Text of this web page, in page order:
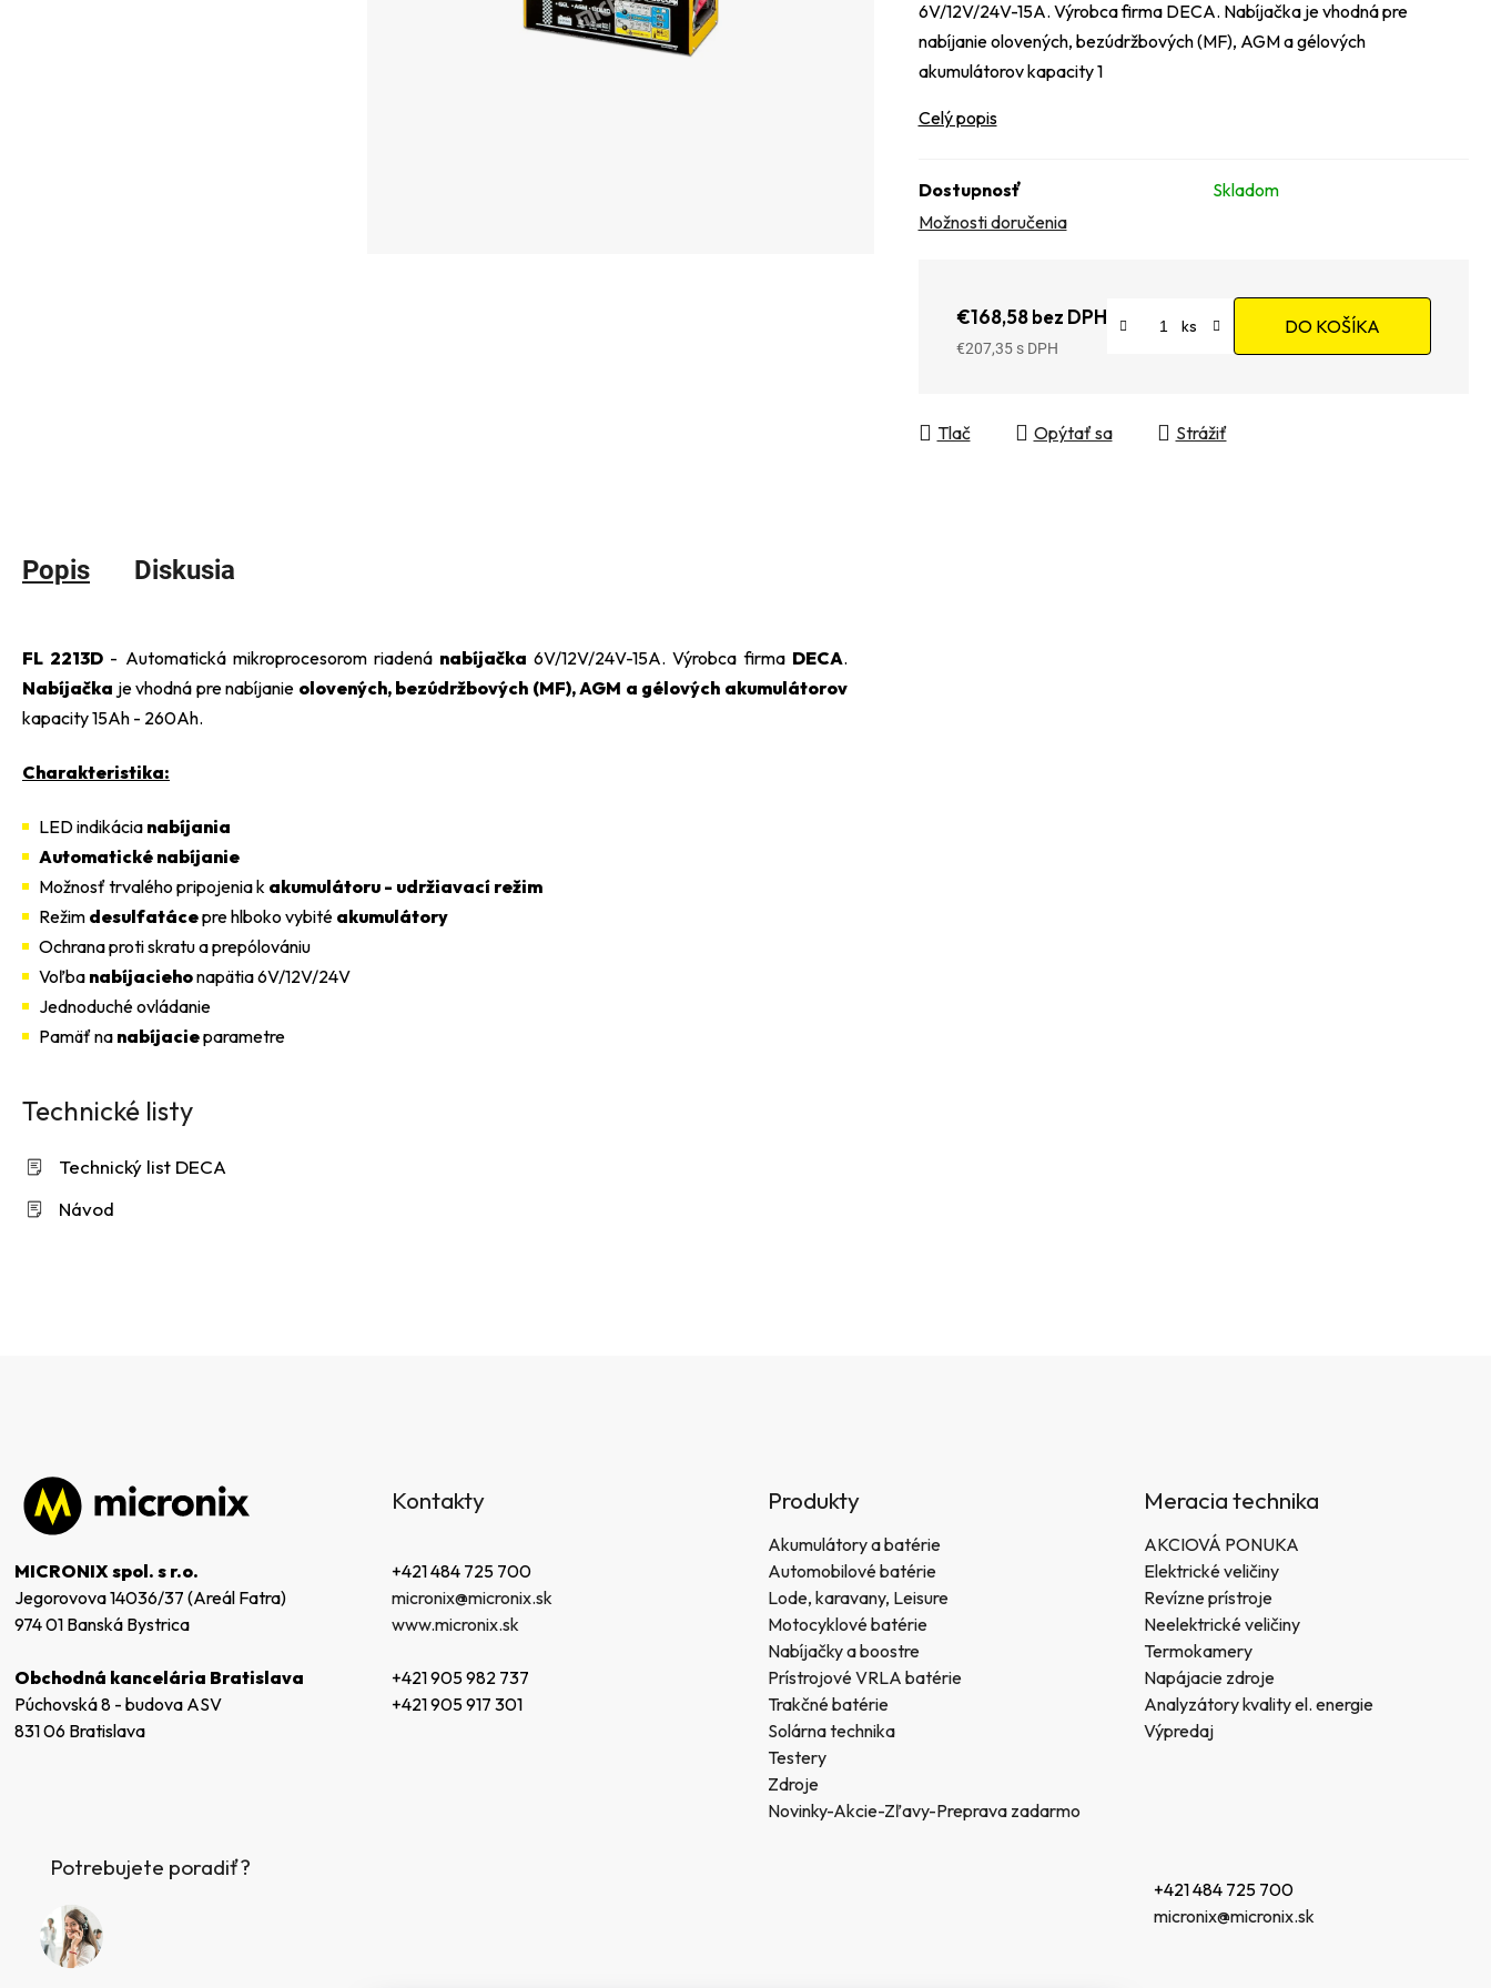
6V/12V/24V-15A. Výrobca firma DECA. Nabíjačka je vhodná pre
nabíjanie olovených, bezúdržbových (MF), AGM a gélových
akumulátorov kapacity 1
Celý popis
Dostupnosť
Skladom
Možnosti doručenia
€168,58 bez DPH
€207,35
DO KOŠÍKA
Tlač Opýtať sa Strážiť
Popis Diskusia
FL 2213D - Automatická mikroprocesorom riadená nabíjačka 6V/12V/24V-15A. Výrobca firma DECA.
Nabíjačka je vhodná pre nabíjanie olovených, bezúdržbových (MF), AGM a gélových akumulátorov
kapacity 15Ah - 260Ah.
Charakteristika:
LED indikácia nabíjania
Automatické nabíjanie
Možnosť trvalého pripojenia k akumulátoru - udržiavací režim
Režim desulfatácepre hlboko vybité akumulátory
Ochrana proti skratu a prepólovániu
Voľba nabíjaciehonapätia 6V/12V/24V
Jednoduché ovládanie
Pamäť na nabíjacieparametre
Technické listy
Technický list DECA
Návod
MICRONIX spol. s r.o.
Jegorovova 14036/37 (Areál Fatra)
974 01 Banská Bystrica
Obchodná kancelária Bratislava
Púchovská 8 - budova ASV
831 06 Bratislava
Kontakty
+421 484 725 700
micronix@micronix.sk
www.micronix.sk
+421 905 982 737
+421 905 917 301
Produkty
Akumulátory a batérie
Automobilové batérie
Lode, karavany, Leisure
Motocyklové batérie
Nabíjačky a boostre
Prístrojové VRLA batérie
Trakčné batérie
Solárna technika
Testery
Zdroje
Novinky-Akcie-Zľavy-Preprava zadarmo
Meracia technika
AKCIOVÁ PONUKA
Elektrické veličiny
Revízne prístroje
Neelektrické veličiny
Termokamery
Napájacie zdroje
Analyzátory kvality el. energie
Výpredaj
Potrebujete poradiť?
+421 484 725 700
micronix@micronix.sk